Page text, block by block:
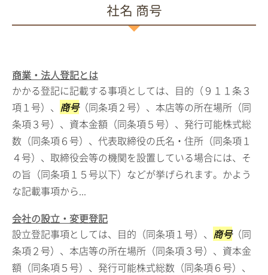
社名 商号
商業・法人登記とは
かかる登記に記載する事項としては、目的（９１１条３
項１号）、 商号（同条項２号）、本店等の所在場所（同
条項３号）、資本金額（同条項５号）、発行可能株式総
数（同条項６号）、代表取締役の氏名・住所（同条項１
４号）、取締役会等の機関を設置している場合には、そ
の旨（同条項１５号以下）などが挙げられます。かよう
な記載事項から...
会社の設立・変更登記
設立登記事項としては、目的（同条項１号）、 商号（同
条項２号）、本店等の所在場所（同条項３号）、資本金
額（同条項５号）、発行可能株式総数（同条項６号）、